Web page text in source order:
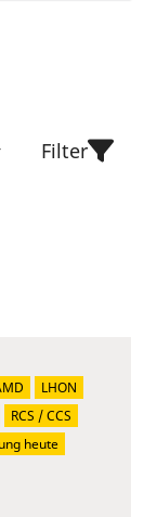
Filter
LHON
RCS / CCS
heute